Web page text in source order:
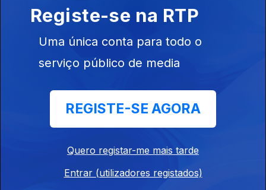
Registe-se na RTP
Uma única conta para todo o
serviço público de media
REGISTE-SE AGORA
Quero registar-me mais tarde
Entrar (utilizadores registados)